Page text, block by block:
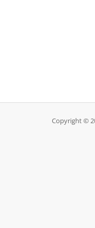
Copyright ©